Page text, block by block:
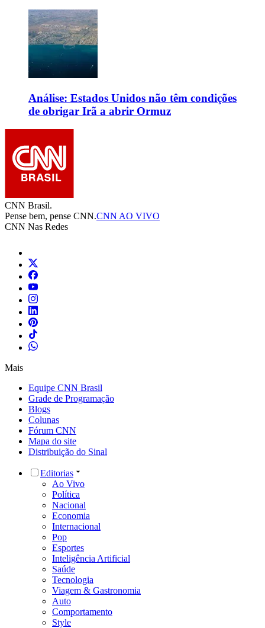
Análise: Estados Unidos não têm condições
de obrigar Irã a abrir Ormuz
CNN Brasil.
Pense bem, pense CNN.CNN AO VIVO
CNN Nas Redes
Mais
Equipe CNN Brasil
Grade de Programação
Blogs
Colunas
Fórum CNN
Mapa do site
Distribuição do Sinal
Editorias
Ao Vivo
Política
Nacional
Economia
Internacional
Pop
Esportes
Inteligência Artificial
Saúde
Tecnologia
Viagem & Gastronomia
Auto
Comportamento
Style